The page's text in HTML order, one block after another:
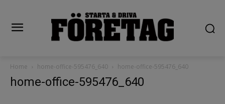
Home home-office-595476_640 home-office-595476_640
home-office-595476_640